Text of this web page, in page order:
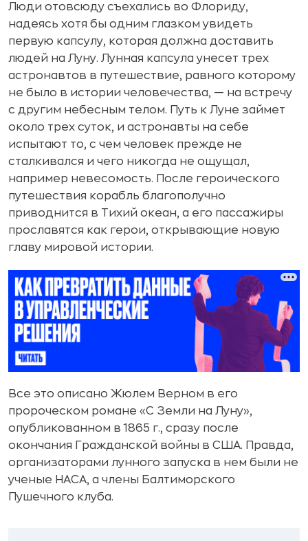
Люди отовсюду съехались во Флориду,
надеясь хотя бы одним глазком увидеть
первую капсулу, которая должна доставить
людей на Луну. Лунная капсула унесет трех
астронавтов в путешествие, равного которому
не было в истории человечества, — на встречу
с другим небесным телом. Путь к Луне займет
около трех суток, и астронавты на себе
испытают то, с чем человек прежде не
сталкивался и чего никогда не ощущал,
например невесомость. После героического
путешествия корабль благополучно
приводнится в Тихий океан, а его пассажиры
прославятся как герои, открывающие новую
главу мировой истории.
Все это описано Жюлем Верном в его
пророческом романе «С Земли на Луну»,
опубликованном в 1865 г., сразу после
окончания Гражданской войны в США. Правда,
организаторами лунного запуска в нем были не
ученые НАСА, а члены Балтиморского
Пушечного клуба.